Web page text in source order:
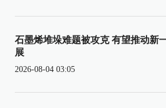
石墨烯堆垛难题被攻克 有望推动新
展
2026-08-04 03:05